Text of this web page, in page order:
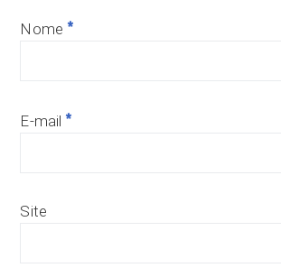
Nome *
E-mail *
Site